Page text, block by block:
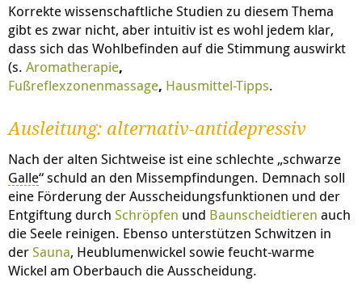
Korrekte wissenschaftliche Studien zu diesem Thema
gibt es zwar nicht, aber intuitiv ist es wohl jedem klar,
dass sich das Wohlbefinden auf die Stimmung auswirkt
(s. Aromatherapie,
Fußreflexzonenmassage, Hausmittel-Tipps.
Ausleitung: alternativ-antidepressiv
Nach der alten Sichtweise ist eine schlechte „schwarze
Galle“ schuld an den Missempfindungen. Demnach soll
eine Förderung der Ausscheidungsfunktionen und der
Entgiftung durch Schröpfen und Baunscheidtieren auch
die Seele reinigen. Ebenso unterstützen Schwitzen in
derSauna, Heublumenwickel sowie feucht-warme
Wickel am Oberbauch die Ausscheidung.